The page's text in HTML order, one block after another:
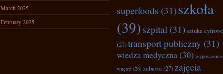
March 2025
February 2025
superfoods (31)szkoła
(39)szpital (31)sztuka
(27)transport publiczny (31)
wiedza medyczna(30) wyposażenie
wnętrz (26) zabawa(27) zajęcia